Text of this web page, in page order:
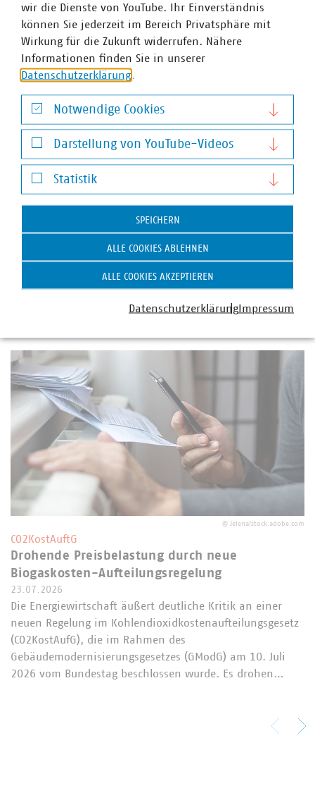
Christian Böddeling
Senior-Fachgebietsleiter Wirtschafts- und
Ordnungspolitik
+49 30 58580-177
boeddeling(at)vku(dot)de
Schlagworte
Wasser- und AbwasserinfrastrukturWasserwirtschaft
Umfrage
© Jelena/stock.adobe.com
CO2KostAuftG
Drohende Preisbelastung durch neue
Biogaskosten-Aufteilungsregelung
23.07.2026
Die Energiewirtschaft äußert deutliche Kritik an einer
neuen Regelung im Kohlendioxidkostenaufteilungsgesetz
(CO2KostAufG), die im Rahmen des
Gebäudemodernisierungsgesetzes (GModG) am 10. Juli
2026 vom Bundestag beschlossen wurde. Es drohen…
wir die Dienste von YouTube. Ihr Einverständnis
können Sie jederzeit im Bereich Privatsphäre mit
Wirkung für die Zukunft widerrufen. Nähere
Informationen finden Sie in unserer
Datenschutzerklärung
Notwendige Cookies
Notwendige Cookies
Darstellung von YouTube-Videos
Darstellung von YouTube-Videos
Statistik
Statistik
SPEICHERN
ALLE COOKIES ABLEHNEN
ALLE COOKIES AKZEPTIEREN
DatenschutzerklärungImpressum